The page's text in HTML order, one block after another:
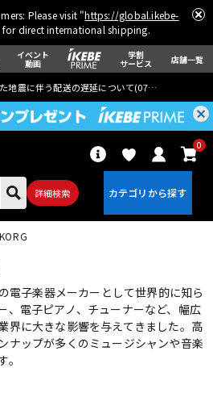
Please visit "https://global.ikebe-
for direct international shipping.
イベント
動画
学割
サービス 店舗一覧
地震に伴う配送の遅延について(07月29日
詳細検索
0
アコギ/エレアコ
KORG
電子楽器メーカーとして世界的に知ら
、電子ピアノ、チューナーなど、幅広
界に大きな影響を与えてきました。高
ナップが多くのミュージシャンや音楽